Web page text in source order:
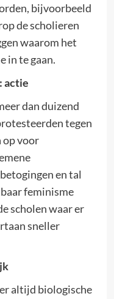
bijvoorbeeld
de scholieren
waarom het
in te gaan.
actie
dan duizend
tegen
op voor
en tal
feminisme
scholen waar er
sneller
altijd biologische